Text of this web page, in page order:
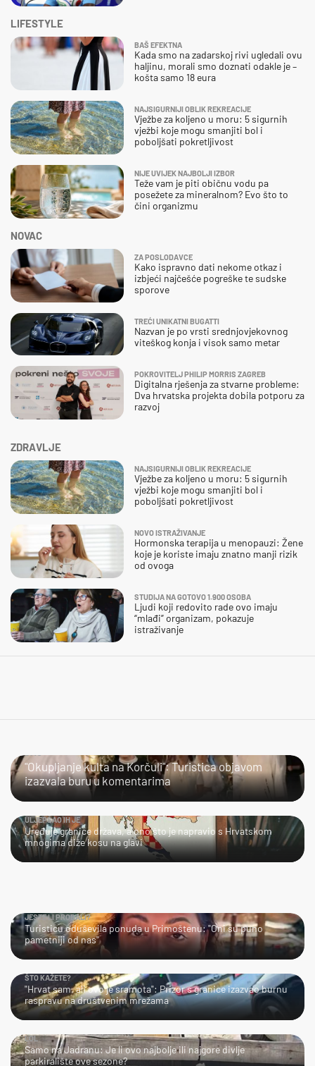
ZDRAVLJE
NAJSIGURNIJI OBLIK REKREACIJE
Vježbe za koljeno u moru: 5 sigurnih
vježbi koje mogu smanjiti bol i
poboljšati pokretljivost
NOVO ISTRAŽIVANJE
Hormonska terapija u menopauzi: Žene
koje je koriste imaju znatno manji rizik
od ovoga
STUDIJA NA GOTOVO 1.900 OSOBA
Ljudi koji redovito rade ovo imaju
“mlađi” organizam, pokazuje
istraživanje
NOVAC
ZA POSLODAVCE
Kako ispravno dati nekome otkaz i
izbjeći najčešće pogreške te sudske
sporove
TREĆI UNIKATNI BUGATTI
Nazvan je po vrsti srednjovjekovnog
viteškog konja i visok samo metar
POKROVITELJ PHILIP MORRIS ZAGREB
Digitalna rješenja za stvarne probleme:
Dva hrvatska projekta dobila potporu za
razvoj
LIFESTYLE
BAŠ EFEKTNA
Kada smo na zadarskoj rivi ugledali ovu
haljinu, morali smo doznati odakle je –
košta samo 18 eura
NAJSIGURNIJI OBLIK REKREACIJE
Vježbe za koljeno u moru: 5 sigurnih
vježbi koje mogu smanjiti bol i
poboljšati pokretljivost
NIJE UVIJEK NAJBOLJI IZBOR
Teže vam je piti običnu vodu pa
posežete za mineralnom? Evo što to
čini organizmu
"Okupljanje kulta na Korčuli": Turistica objavom
izazvala buru u komentarima
ULJEPŠAO IH JE
Uređuje granice država, a ono što je napravio s Hrvatskom
mnogima diže kosu na glavi
JESTE LI PROBALI?
Turisticu oduševila ponuda u Primoštenu: "Oni su puno
pametniji od nas"
ŠTO KAŽETE?
"Hrvat sam, ali ovo je sramota": Prizor s granice izazvao burnu
raspravu na društvenim mrežama
LOL
Samo na Jadranu: Je li ovo najbolje ili najgore divlje
parkiralište ove sezone?